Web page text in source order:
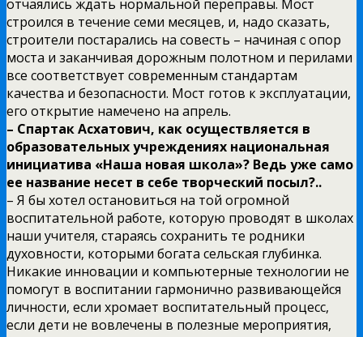
отчаялись ждать нормальной переправы. Мост
строился в течение семи месяцев, и, надо сказать,
строители постарались на совесть – начиная с опор
моста и заканчивая дорожным полотном и перилами
все соответствует современным стандартам
качества и безопасности. Мост готов к эксплуатации,
его открытие намечено на апрель.
– Спартак Асхатович, как осуществляется в
образовательных учреждениях национальная
инициатива «Наша новая школа»? Ведь уже само
ее название несет в себе творческий посыл?..
– Я бы хотел остановиться на той огромной
воспитательной работе, которую проводят в школах
наши учителя, стараясь сохранить те родники
духовности, которыми богата сельская глубинка.
Никакие инновации и компьютерные технологии не
помогут в воспитании гармонично развивающейся
личности, если хромает воспитательный процесс,
если дети не вовлечены в полезные мероприятия,